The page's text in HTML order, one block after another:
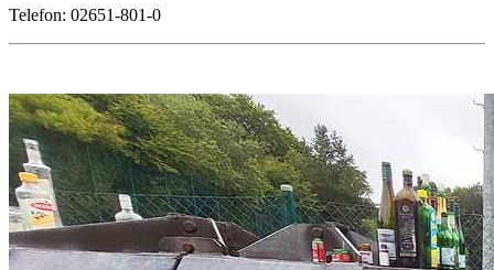
Telefon: 02651-801-0